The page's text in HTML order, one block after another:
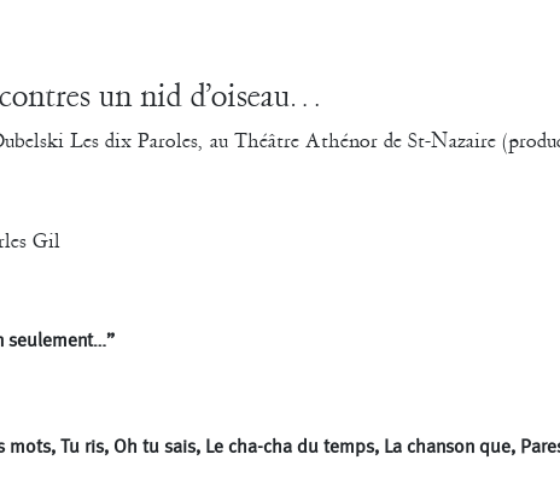
un nid d’oiseau…
Les dix Paroles, au Théâtre Athénor de St-Nazaire
Gil
seulement…”
mots, Tu ris, Oh tu sais, Le cha-cha du temps, La chanson que,